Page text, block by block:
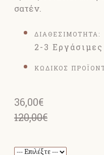
σατέν.
ΔΙΑΘΕΣΙΜΟΤΗΤΑ:
2-3
ΚΩΔΙΚΟΣ
36,00€
120,00€